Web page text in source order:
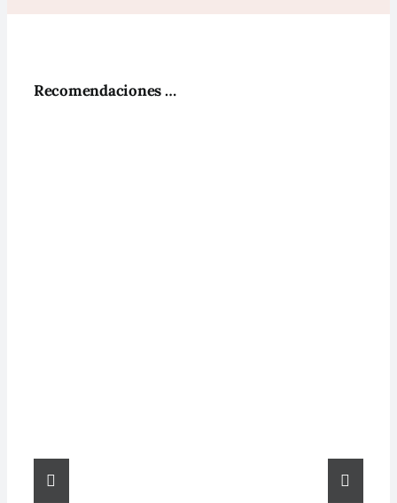
Recomendaciones …